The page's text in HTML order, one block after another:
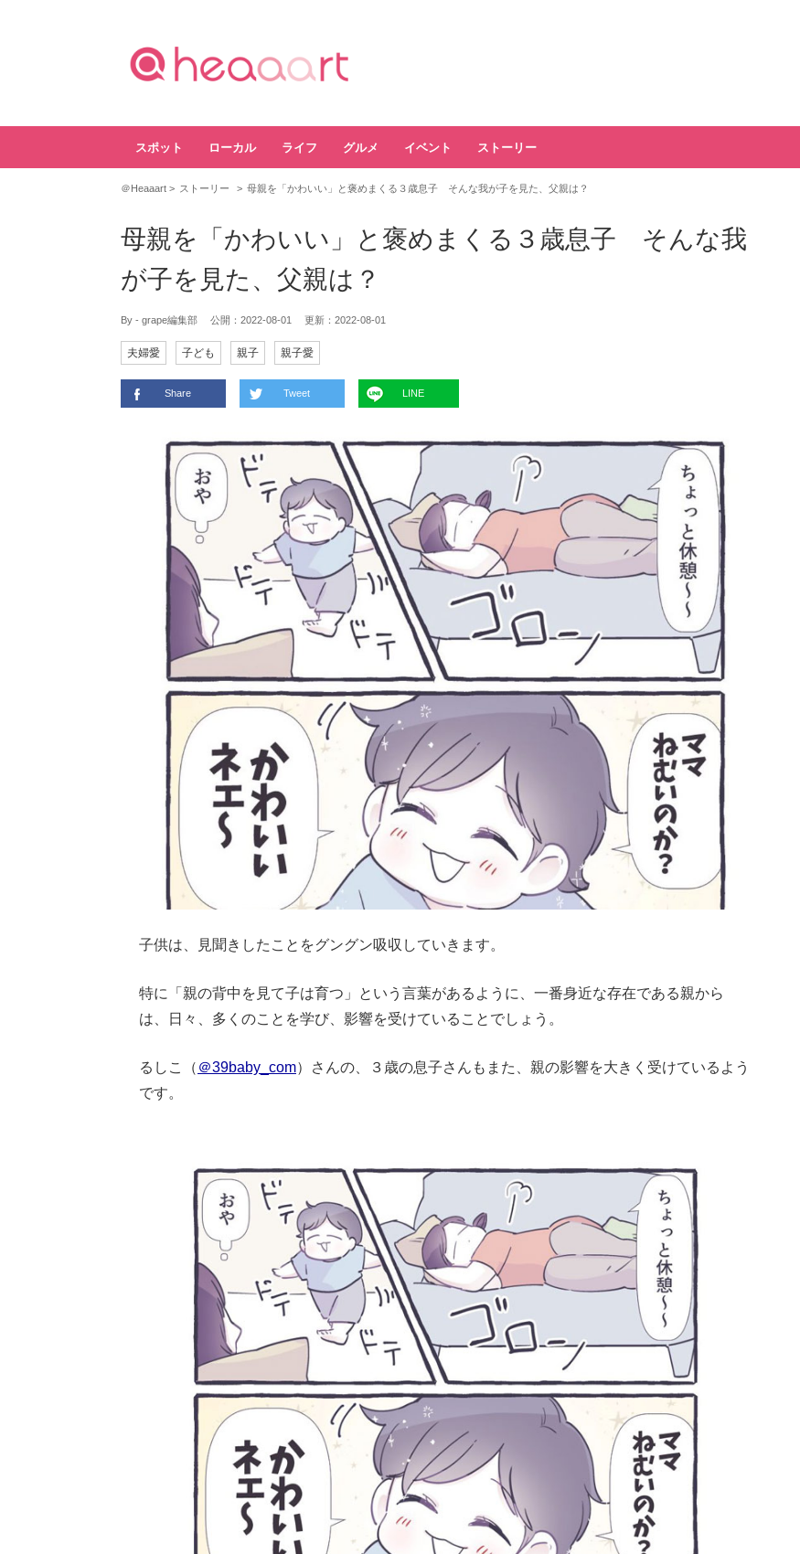
スポット ローカル ライフ グルメ イベント ストーリー
＠Heaaart ストーリー 母親を「かわいい」と褒めまくる３歳息子 そんな我が子を見た、父親は？
母親を「かわいい」と褒めまくる３歳息子 そんな我
が子を見た、父親は？
By - grape編集部 公開： 2022-08-01 更新： 2022-08-01
夫婦愛 子ども 親子 親子愛
Share Tweet LINE
子供は、見聞きしたことをグングン吸収していきます。
特に「親の背中を見て子は育つ」という言葉があるように、一番身近な存在である親から
は、日々、多くのことを学び、影響を受けていることでしょう。
るしこ（ ＠39baby_com）さんの、３歳の息子さんもまた、親の影響を大きく受けているよう
です。